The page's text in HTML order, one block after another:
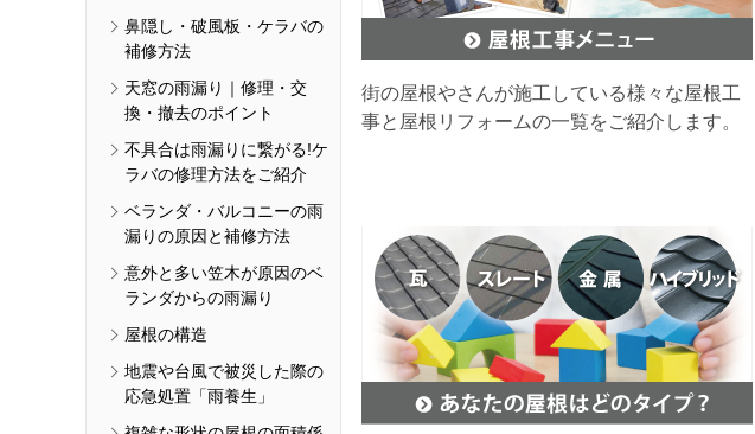
鼻隠し・破風板・ケラバの
補修方法
天窓の雨漏り｜修理・交
換・撤去のポイント
不具合は雨漏りに繋がる!ケ
ラバの修理方法をご紹介
ベランダ・バルコニーの雨
漏りの原因と補修方法
意外と多い笠木が原因のベ
ランダからの雨漏り
屋根の構造
地震や台風で被災した際の
応急処置「雨養生」
街の屋根やさんが施工している様々な屋根工
事と屋根リフォームの一覧をご紹介します。